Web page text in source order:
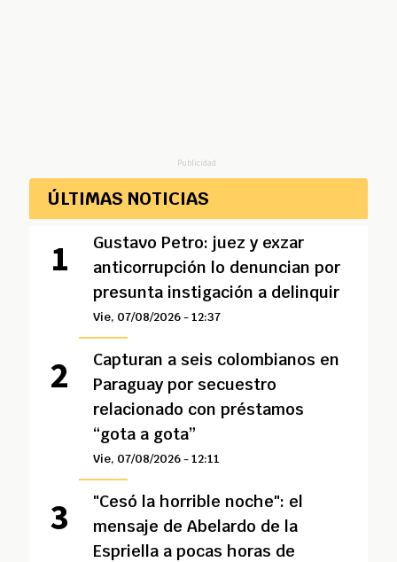
Publicidad
ÚLTIMAS NOTICIAS
Gustavo Petro: juez y exzar
anticorrupción lo denuncian por
presunta instigación a delinquir
Vie, 07/08/2026 - 12:37
Capturan a seis colombianos en
Paraguay por secuestro
relacionado con préstamos
“gota a gota”
Vie, 07/08/2026 - 12:11
"Cesó la horrible noche": el
mensaje de Abelardo de la
Espriella a pocas horas de